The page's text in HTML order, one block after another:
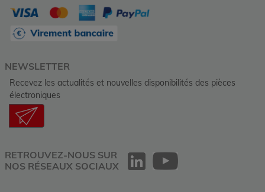
NEWSLETTER
Recevez les actualités et nouvelles disponibilités des pièces
électroniques
RETROUVEZ-NOUS SUR
NOS RÉSEAUX SOCIAUX